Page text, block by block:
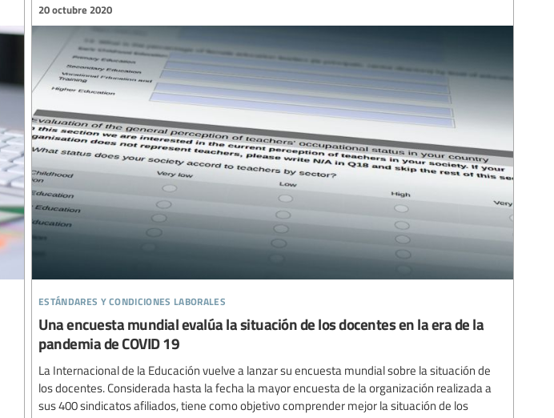
estándares y condiciones laborales
20 octubre 2020
Una encuesta mundial evalúa la situación de los docentes en la era de la
pandemia de COVID 19
La Internacional de la Educación vuelve a lanzar su encuesta mundial sobre la situación de
los docentes. Considerada hasta la fecha la mayor encuesta de la organización realizada a
sus 400 sindicatos afiliados, tiene como objetivo comprender mejor la situación de los